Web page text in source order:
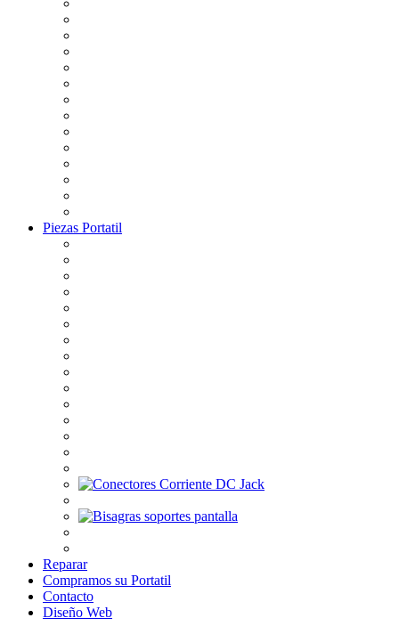
Piezas Portatil
Reparar
Compramos su Portatil
Contacto
Diseño Web